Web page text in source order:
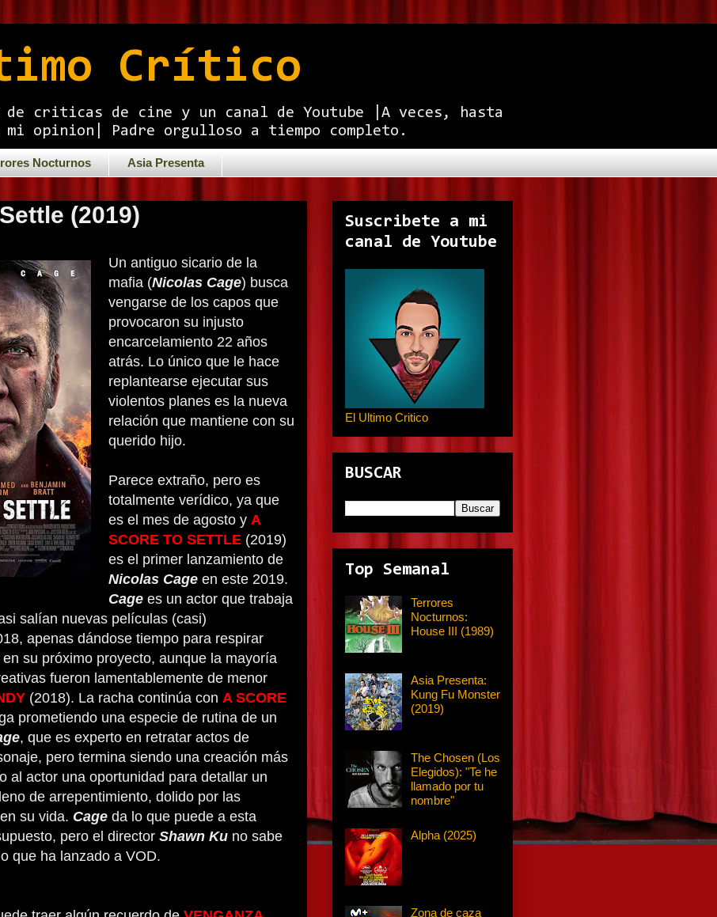
Crítico
de criticas de cine y un canal de Youtube |A veces, hasta
mi opinion| Padre orgulloso a tiempo completo.
Nocturnos Asia Presenta
(2019)
Un antiguo sicario de la
mafia (Nicolas Cage) busca
vengarse de los capos que
provocaron su injusto
encarcelamiento 22 años
atrás. Lo único que le hace
replantearse ejecutar sus
violentos planes es la nueva
relación que mantiene con su
querido hijo.
Parece extraño, pero es
totalmente verídico, ya que
es el mes de agosto y A
SCORE TO SETTLE (2019)
es el primer lanzamiento de
Nicolas Cage en este 2019.
Cage es un actor que trabaja
salían nuevas películas (casi)
apenas dándose tiempo para respirar
su próximo proyecto, aunque la mayoría
fueron lamentablemente de menor
(2018). La racha continúa con A SCORE
prometiendo una especie de rutina de un
, que es experto en retratar actos de
pero termina siendo una creación más
al actor una oportunidad para detallar un
de arrepentimiento, dolido por las
su vida. Cage da lo que puede a esta
pero el director Shawn Ku no sabe
que ha lanzado a VOD.
Suscribete a mi
canal de Youtube
El Ultimo Critico
BUSCAR
Top Semanal
Terrores
Nocturnos:
House III (1989)
Asia Presenta:
Kung Fu Monster
(2019)
The Chosen (Los
Elegidos): "Te he
llamado por tu
nombre"
Alpha (2025)
Zona de caza